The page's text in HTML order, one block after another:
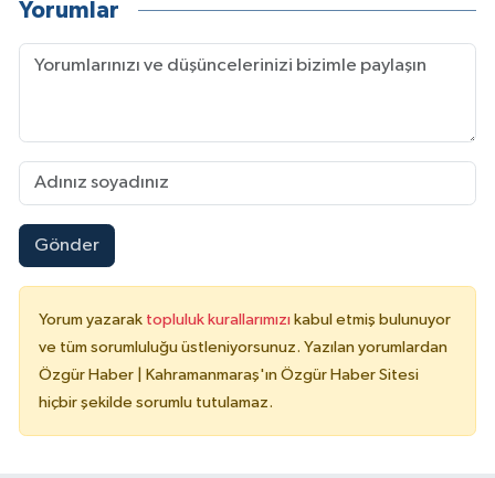
Yorumlar
Gönder
Yorum yazarak topluluk kurallarımızı kabul etmiş bulunuyor
ve tüm sorumluluğu üstleniyorsunuz. Yazılan yorumlardan
Özgür Haber | Kahramanmaraş'ın Özgür Haber Sitesi
hiçbir şekilde sorumlu tutulamaz.